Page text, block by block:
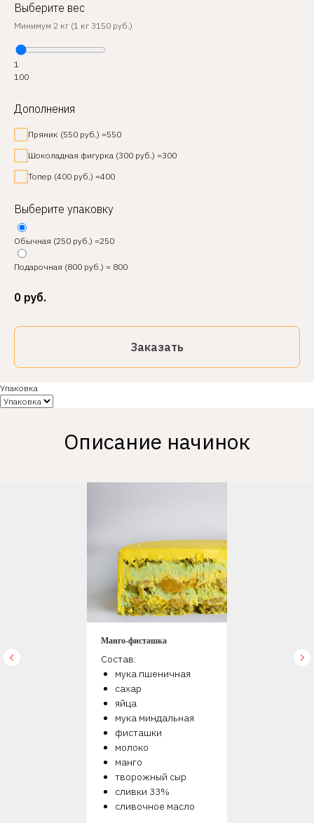
Выберите вес
Минимум 2 кг (1 кг 3150 руб.)
1
100
Дополнения
Пряник (550 руб.) =550
Шоколадная фигурка (300 руб.) =300
Топер (400 руб.) =400
Выберите упаковку
Обычная (250 руб.) =250
Подарочная (800 руб.) = 800
0 руб.
Заказать
Упаковка
Описание начинок
Манго-фисташка
Состав:
мука пшеничная
сахар
яйца
мука миндальная
фисташки
молоко
манго
творожный сыр
сливки 33%
сливочное масло